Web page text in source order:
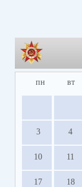
пн вт
3 4
10 11
17 18